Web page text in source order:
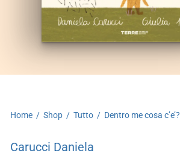
Home / Shop / Tutto / Dentro me cosa c’e’?
Carucci Daniela